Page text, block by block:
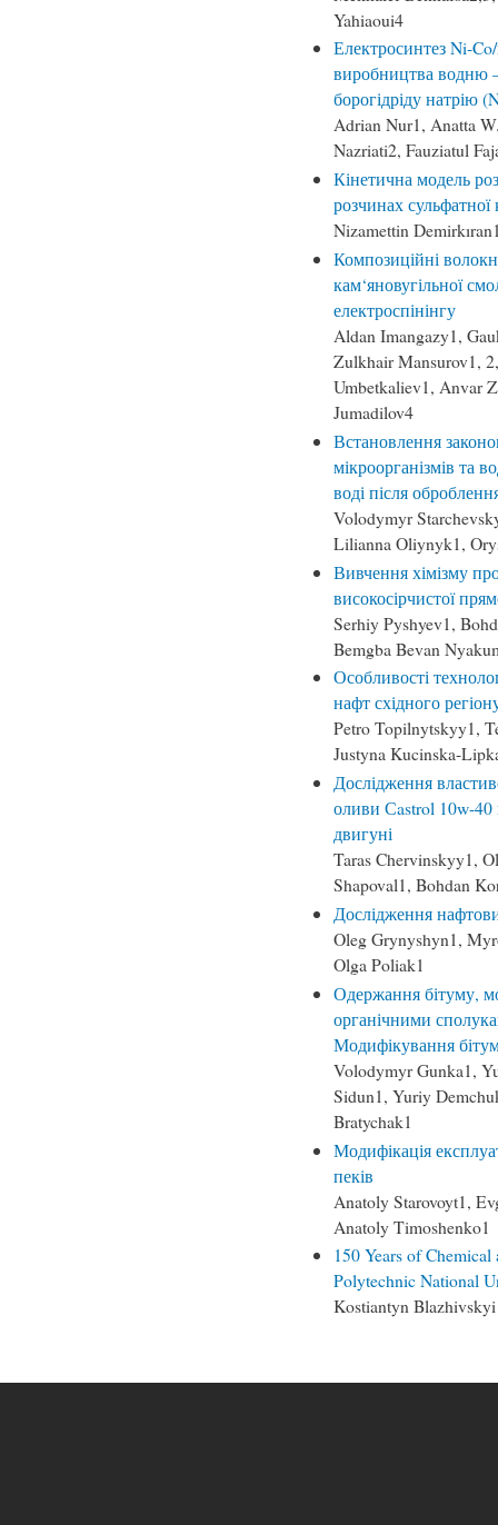
Yahiaoui4
Електросинтез Ni-Co/
виробництва водню
борогідріду натрію
Adrian Nur1, Anatta
Nazriati2, Fauziatul
Кінетична модель
розчинах
Nizamettin
Композиційні
кам‘яновугільної
електроспінінгу
Aldan Imangazy1,
Zulkhair Mansurov1,
Umbetkaliev1, Anvar
Jumadilov4
Встановлення
мікроорганізмів та
воді після
Volodymyr
Lilianna Oliynyk1,
Вивчення хімізму
високосірчистої
Serhiy Pyshyev1,
Bemgba Bevan
Особливості
нафт східного
Petro Topilnytskyy1,
Justyna Kucinska-
Дослідження
оливи Сastrol 10w-40
двигуні
Taras Chervinskyy1,
Shapoval1, Bohdan
Дослідження
Oleg Grynyshyn1,
Olga Poliak1
Одержання бітуму,
органічними
Модифікування
Volodymyr Gunka1,
Sidun1, Yuriy
Bratychak1
Модифікація
пеків
Anatoly Starovoyt1,
Anatoly Timoshenko1
150 Years of
Polytechnic National
Kostiantyn